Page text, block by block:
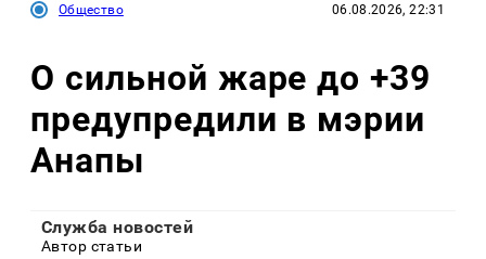
Общество 06.08.2026, 22:31
О сильной жаре до +39
предупредили в мэрии
Анапы
Служба новостей
Автор статьи